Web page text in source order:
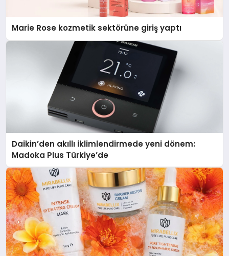
Marie Rose kozmetik sektörüne giriş yaptı
Daikin’den akıllı iklimlendirmede yeni dönem:
Madoka Plus Türkiye’de